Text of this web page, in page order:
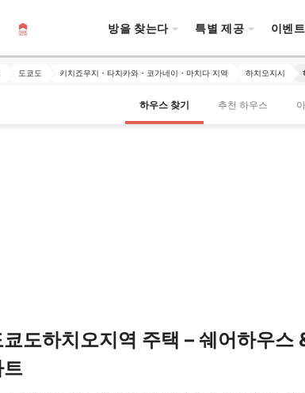
방을 찾는다 특별 제공 이벤트
도쿄도 키치죠우지・타치카와・코가네이・마치다 지역 하치오지시
하우스 찾기 추천 하우스
쿄도하치오지역 주택 – 쉐어하우스
트